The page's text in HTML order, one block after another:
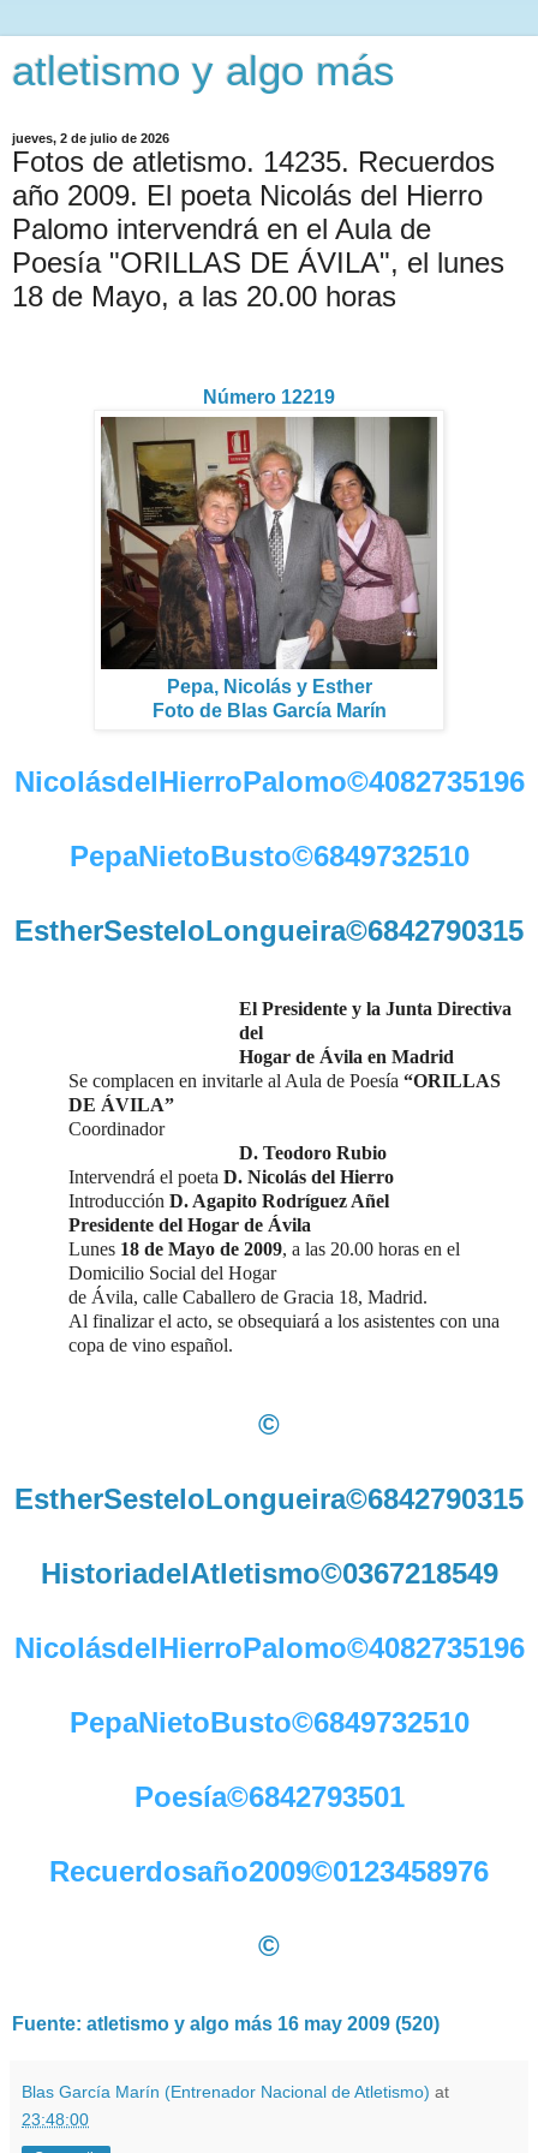
atletismo y algo más
jueves, 2 de julio de 2026
Fotos de atletismo. 14235. Recuerdos
año 2009. El poeta Nicolás del Hierro
Palomo intervendrá en el Aula de
Poesía "ORILLAS DE ÁVILA", el lunes
18 de Mayo, a las 20.00 horas
Número 12219
Pepa, Nicolás y Esther
Foto de Blas García Marín
NicolásdelHierroPalomo©4082735196
PepaNietoBusto©6849732510
EstherSesteloLongueira©6842790315
El Presidente y la Junta Directiva
del
Hogar de Ávila en Madrid
Se complacen en invitarle al Aula de Poesía“ORILLAS
DE ÁVILA”
Coordinador
D. Teodoro Rubio
Intervendrá el poeta D. Nicolás del Hierro
Introducción D. Agapito Rodríguez Añel
Presidente del Hogar de Ávila
Lunes 18 de Mayo de2009, a las 20.00 horas en el
Domicilio Social del Hogar
de Ávila, calle Caballero de Gracia 18, Madrid.
Al finalizar el acto, se obsequiará a los asistentes con una
copa de vino español.
©
EstherSesteloLongueira©6842790315
HistoriadelAtletismo©0367218549
NicolásdelHierroPalomo©4082735196
PepaNietoBusto©6849732510
Poesía©6842793501
Recuerdosaño2009©0123458976
©
Fuente: atletismo y algo más 16 may 2009 (520)
Blas García Marín (Entrenador Nacional de Atletismo) at
23:48:00